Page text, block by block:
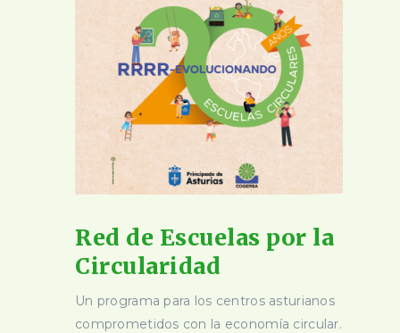
Red de Escuelas por la
Circularidad
Un programa para los centros asturianos
comprometidos con la economía circular.